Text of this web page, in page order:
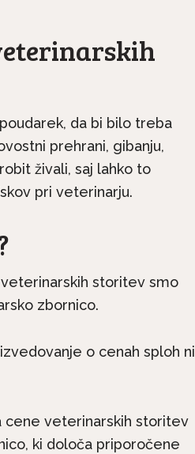
da bi bilo treba
prehrani, gibanju,
živali, saj lahko to
pri veterinarju.
storitev smo
zbornico.
o cenah sploh ni
cene veterinarskih storitev
ki določa priporočene